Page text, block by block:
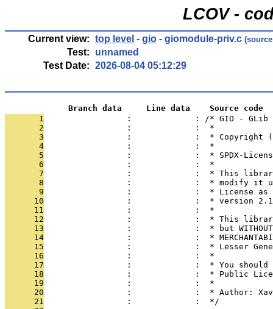
LCOV -
Current view: top level - gio - giomodule-priv.c
Test:
unnamed
Test Date: 2026-08-04 05:12:29
             Branch data     Line data    Source code
       1
:             : /* GIO -
       2
                 :             :  *
       3
:             :  * Copyright
       4
                 :             :  *
       5
:             :  * SPDX-
       6
                 :             :  *
       7
:             :  * This
       8
:             :  * modify it
       9
:             :  * License
      10
:             :  * version
      11
                 :             :  *
      12
:             :  * This
      13
:             :  * but
      14
:             :  *
      15
:             :  * Lesser
      16
                 :             :  *
      17
:             :  * You
      18
:             :  * Public
      19
                 :             :  *
      20
:             :  * Author:
      21
                 :             :  */